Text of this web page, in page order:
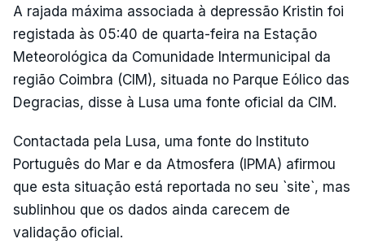
A rajada máxima associada à depressão Kristin foi
registada às 05:40 de quarta-feira na Estação
Meteorológica da Comunidade Intermunicipal da
região Coimbra (CIM), situada no Parque Eólico das
Degracias, disse à Lusa uma fonte oficial da CIM.
Contactada pela Lusa, uma fonte do Instituto
Português do Mar e da Atmosfera (IPMA) afirmou
que esta situação está reportada no seu `site`, mas
sublinhou que os dados ainda carecem de
validação oficial.